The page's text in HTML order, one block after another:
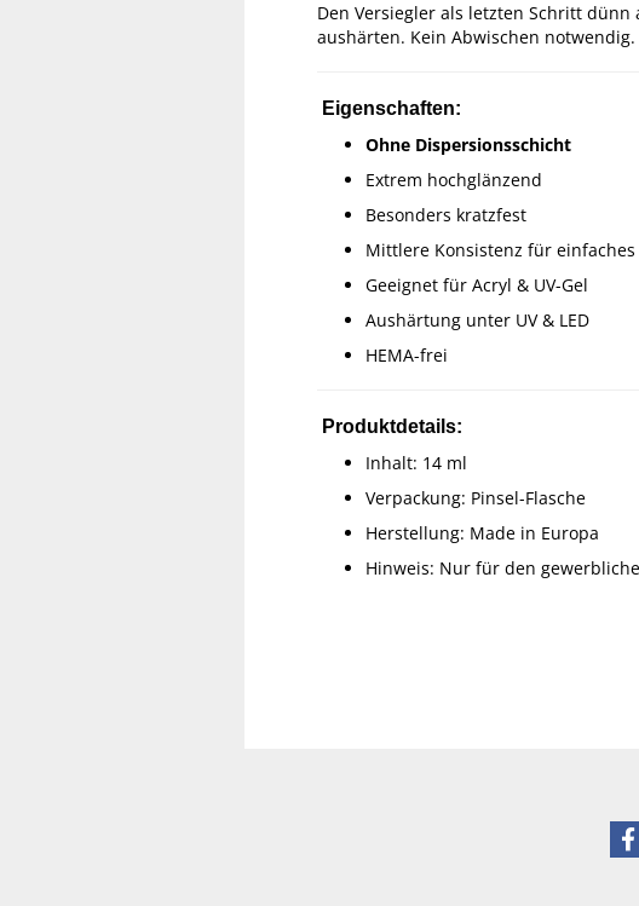
Den Versiegler als letzten Schritt
aushärten. Kein Abwischen notwendig.
Eigenschaften:
Ohne Dispersionsschicht
Extrem hochglänzend
Besonders kratzfest
Mittlere Konsistenz für
Geeignet für Acryl & UV-Gel
Aushärtung unter UV & LED
HEMA-frei
Produktdetails:
Inhalt: 14 ml
Verpackung: Pinsel-Flasche
Herstellung: Made in Europa
Hinweis: Nur für den